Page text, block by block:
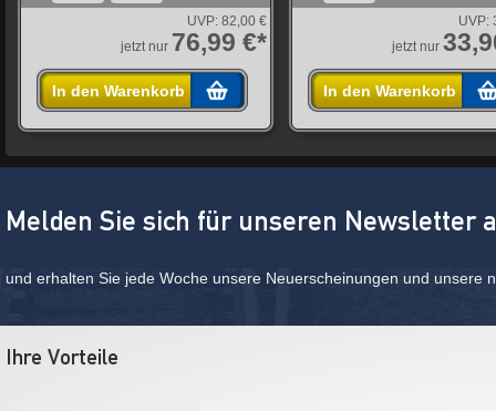
UVP: 82,00 €
jetzt nur 76,99 €*
In den Warenkorb
UVP:
jetzt nur
In den Warenkorb
Melden Sie sich für unseren Newsletter
und erhalten Sie jede Woche unsere Neuerscheinungen und unsere
Ihre Vorteile